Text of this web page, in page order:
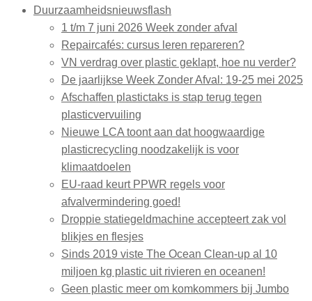
Duurzaamheidsnieuwsflash
1 t/m 7 juni 2026 Week zonder afval
Repaircafés: cursus leren repareren?
VN verdrag over plastic geklapt, hoe nu verder?
De jaarlijkse Week Zonder Afval: 19-25 mei 2025
Afschaffen plastictaks is stap terug tegen
plasticvervuiling
Nieuwe LCA toont aan dat hoogwaardige
plasticrecycling noodzakelijk is voor
klimaatdoelen
EU-raad keurt PPWR regels voor
afvalvermindering goed!
Droppie statiegeldmachine accepteert zak vol
blikjes en flesjes
Sinds 2019 viste The Ocean Clean-up al 10
miljoen kg plastic uit rivieren en oceanen!
Geen plastic meer om komkommers bij Jumbo